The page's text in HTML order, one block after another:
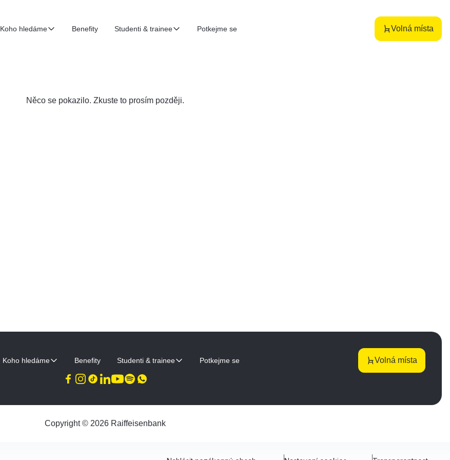
Koho hledáme Benefity Studenti & trainee Potkejme se Volná místa
Něco se pokazilo. Zkuste to prosím později.
Koho hledáme Benefity Studenti & trainee Potkejme se Volná místa
Copyright © 2026 Raiffeisenbank